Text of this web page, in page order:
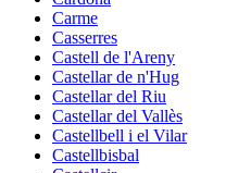
Carme
Casserres
Castell de l'Areny
Castellar de n'Hug
Castellar del Riu
Castellar del Vallès
Castellbell i el Vilar
Castellbisbal